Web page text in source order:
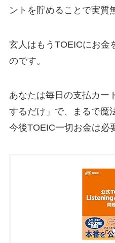
ントを貯めることで実質
玄人はもうTOEICにお金
のです。
あなたは毎日の支払カー
するだけ」で、まるで魔
今後TOEIC一切お金は必